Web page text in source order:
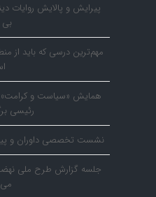
پیرایش و پالایش روایات
بی
مهم‌ترین درسی که باید از
همایش «سیاست و
رئیسی
نشست تخصصی داوران و
جلسه گزارش طرح ملی نهضت